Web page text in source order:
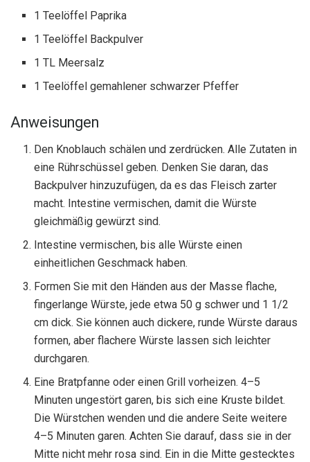
1 Teelöffel Paprika
1 Teelöffel Backpulver
1 TL Meersalz
1 Teelöffel gemahlener schwarzer Pfeffer
Anweisungen
Den Knoblauch schälen und zerdrücken. Alle Zutaten in
eine Rührschüssel geben. Denken Sie daran, das
Backpulver hinzuzufügen, da es das Fleisch zarter
macht. Intestine vermischen, damit die Würste
gleichmäßig gewürzt sind.
Intestine vermischen, bis alle Würste einen
einheitlichen Geschmack haben.
Formen Sie mit den Händen aus der Masse flache,
fingerlange Würste, jede etwa 50 g schwer und 1 1/2
cm dick. Sie können auch dickere, runde Würste daraus
formen, aber flachere Würste lassen sich leichter
durchgaren.
Eine Bratpfanne oder einen Grill vorheizen. 4–5
Minuten ungestört garen, bis sich eine Kruste bildet.
Die Würstchen wenden und die andere Seite weitere
4–5 Minuten garen. Achten Sie darauf, dass sie in der
Mitte nicht mehr rosa sind. Ein in die Mitte gestecktes